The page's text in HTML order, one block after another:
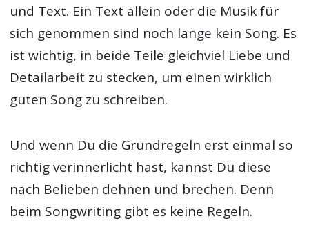
und Text. Ein Text allein oder die Musik für
sich genommen sind noch lange kein Song. Es
ist wichtig, in beide Teile gleichviel Liebe und
Detailarbeit zu stecken, um einen wirklich
guten Song zu schreiben.
Und wenn Du die Grundregeln erst einmal so
richtig verinnerlicht hast, kannst Du diese
nach Belieben dehnen und brechen. Denn
beim Songwriting gibt es keine Regeln.